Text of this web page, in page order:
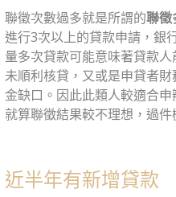
聯徵次數過多就是所謂的聯徵
進行3次以上的貸款申請，銀
量多次貸款可能意味著貸款
未順利核貸，又或是申貸者
金缺口。因此此類人較適合
就算聯徵結果較不理想，過件
近半年有新增貸款